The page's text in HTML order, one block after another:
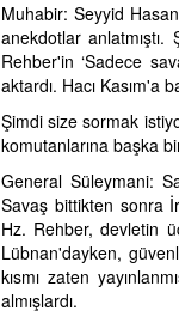
Muhabir: Seyyid
anekdotlar
Rehber'in ‘Sadece
aktardı. Hacı Kasım'a
Şimdi size sormak
komutanlarına başka
General Süleymani:
Savaş bittikten sonra
Hz. Rehber, devletin
Lübnan'dayken,
kısmı zaten
almışlardı.